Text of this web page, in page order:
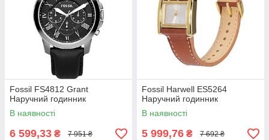
Fossil FS4812 Grant
Наручний годинник
В наявності
6 599,33 ₴ 7 951 ₴
Fossil Harwell ES5264
Наручний годинник
В наявності
5 999,76 ₴ 7 692 ₴